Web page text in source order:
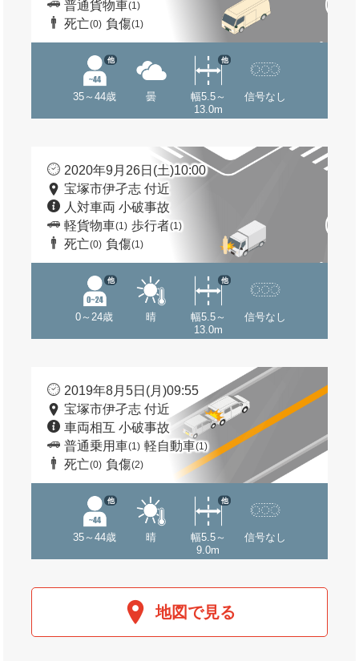
普通貨物車(1)
死亡(0) 負傷(1)
35～44歳
他
曇
幅5.5～
13.0m
他
信号なし
2020年9月26日(土)10:00
宝塚市伊孑志 付近
人対車両 小破事故
軽貨物車(1) 歩行者(1)
死亡(0) 負傷(1)
0～24歳
他
晴
幅5.5～
13.0m
他
信号なし
2019年8月5日(月)09:55
宝塚市伊孑志 付近
車両相互 小破事故
普通乗用車(1) 軽自動車(1)
死亡(0) 負傷(2)
35～44歳
他
晴
幅5.5～
9.0m
他
信号なし
地図で見る